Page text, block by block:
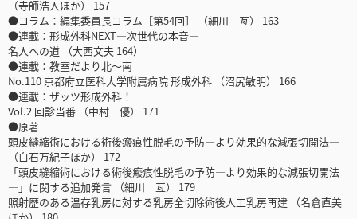
（寺師浩人ほか） 157
●コラム：編集委員長コラム［第54回］ （細川 亙） 163
●連載：形成外科NEXT―次世代の本音―
名人への道 （大西文夫 164）
●連載：教室だより北～南
No.110 京都府立医科大学附属病院 形成外科 （沼尻敏明） 166
●連載：ザッツ形成外科！
Vol.2 回診当番 （中村 優） 171
●原著
頭皮縫縮術における術後瘢痕性脱毛の予防―より効果的な減張切開法―
（白石万紀子ほか） 172
「頭皮縫縮術における術後瘢痕性脱毛の予防―より効果的な減張切開法
―」に関する追加発言 （細川 亙） 179
照射歴のある温存乳房に対する乳房全切除術後人工乳房再建 （名倉直美